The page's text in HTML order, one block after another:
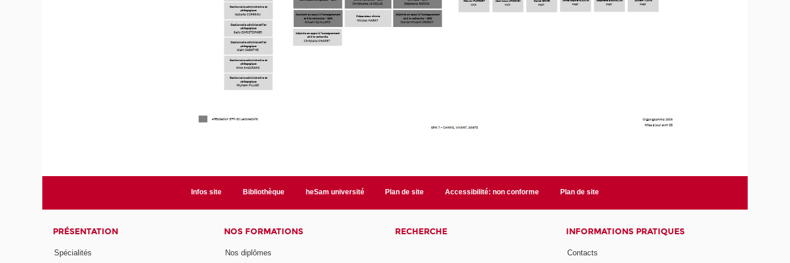
Infos site Bibliothèque heSam université Plan de site Accessibilité: non conforme Plan de site
PRÉSENTATION
Spécialités
NOS FORMATIONS
Nos diplômes
RECHERCHE INFORMATIONS PRATIQUES
Contacts